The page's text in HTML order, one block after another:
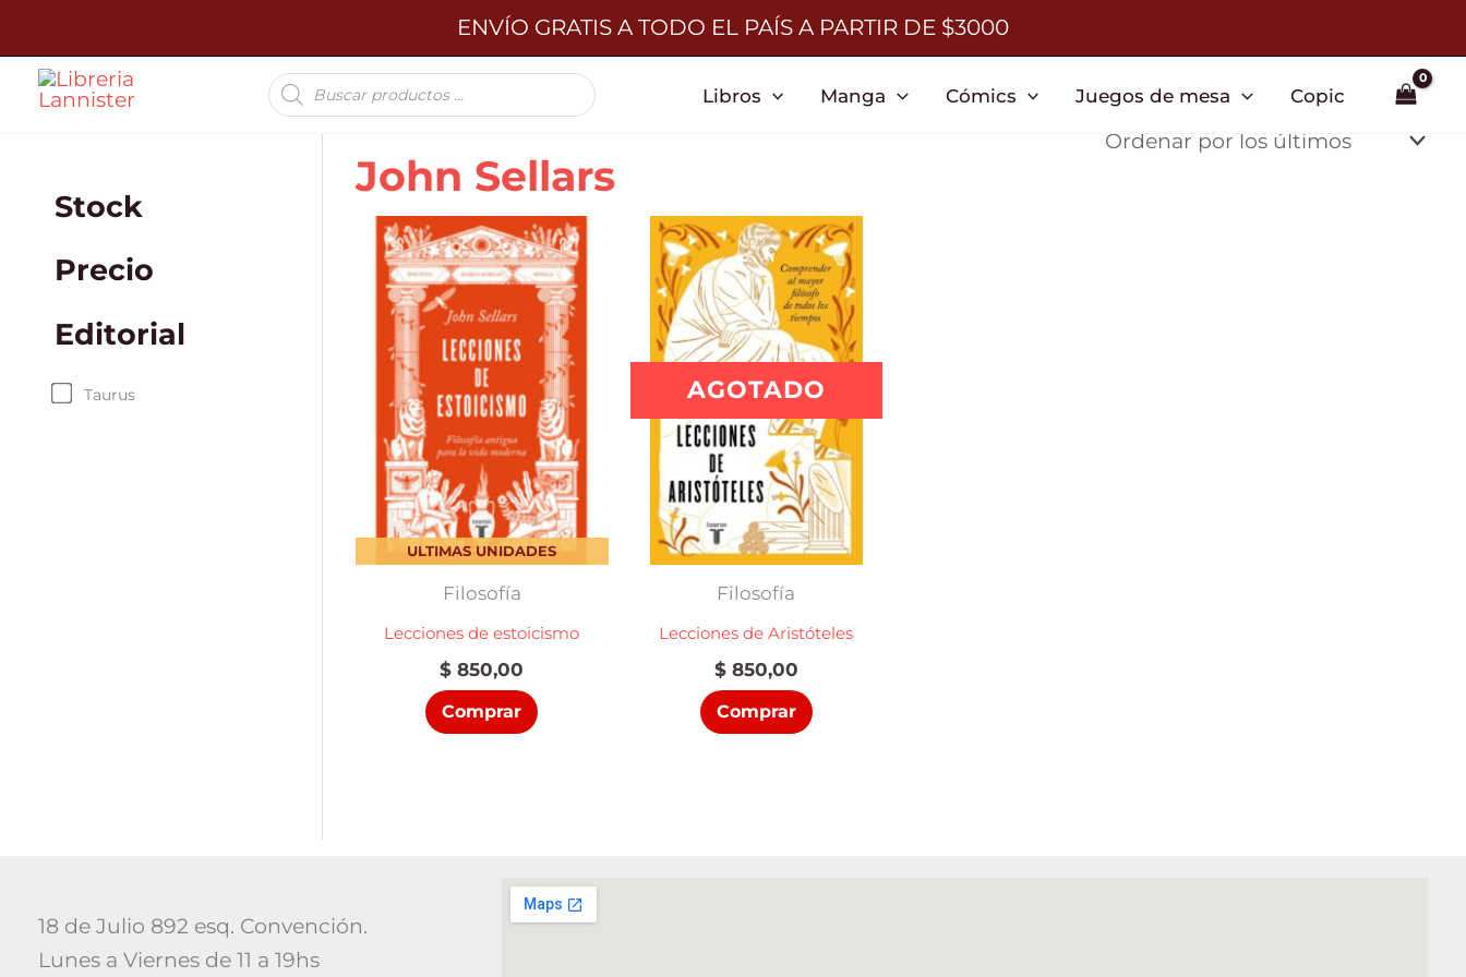
al
contenido
ENVÍO GRATIS A TODO EL PAÍS A PARTIR DE $3000
Búsqueda
de
productos
Libros Manga Cómics Juegos de mesa Copic
Stock
Precio
Editorial
Taurus
John Sellars
ULTIMAS UNIDADES
Filosofía
Lecciones de estoicismo
$ 850,00
Comprar
AGOTADO
Filosofía
Lecciones de Aristóteles
$850,00
Comprar
18 de Julio 892 esq. Convención.
Lunes a Viernes de 11 a 19hs